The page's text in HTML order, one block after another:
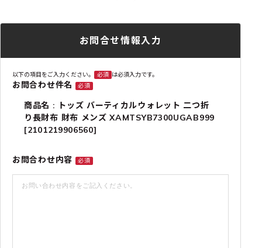
お問合せ情報入力
以下の項目をご入力ください。 必須 は必須入力です。
お問合わせ件名 必須
商品名 : トッズ バーティカルウォレット 二つ折
り長財布 財布 メンズ XAMTSYB7300UGAB999
[2101219906560]
お問合わせ内容 必須